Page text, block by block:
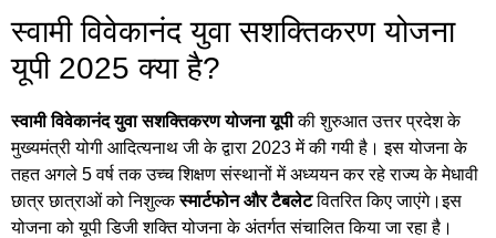
स्वामी विवेकानंद युवा सशक्तिकरण योजना
यूपी 2025 क्या है?
स्वामी विवेकानंद युवा सशक्तिकरण योजना यूपीकी शुरुआत उत्तर प्रदेश के
मुख्यमंत्री योगी आदित्यनाथ जी के द्वारा 2023 में की गयी है। इस योजना के
तहत अगले 5 वर्ष तक उच्च शिक्षण संस्थानों में अध्ययन कर रहे राज्य के मेधावी
छात्र छात्राओं को निशुल्कस्मार्टफोन और टैबलेटवितरित किए जाएंगे।इस
योजना को यूपी डिजी शक्ति योजना के अंतर्गत संचालित किया जा रहा है।